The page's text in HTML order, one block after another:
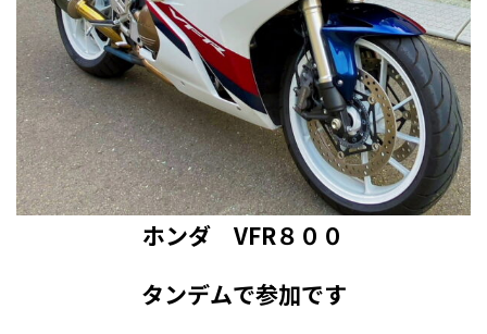
ホンダ VFR８００
タンデムで参加です